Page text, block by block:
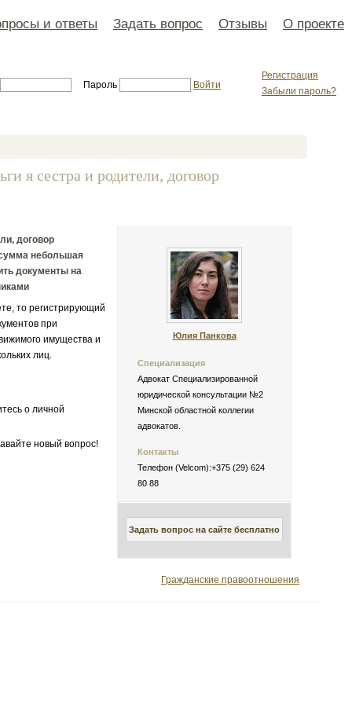
и ответы Задать вопрос Отзывы О проекте
Регистрация
Забыли пароль?
Пароль Войти
я сестра и родители, договор
Юлия Панкова
Специализация
Адвокат Специализированной
юридической консультации №2
Минской областной коллегии
адвокатов.
Контакты
Телефон (Velcom):+375 (29) 624
80 88
Задать вопрос на сайте бесплатно
договор
сумма небольшая
документы на
то регистрирующий
при
имущества и
лиц.
о личной
новый вопрос!
Гражданские правоотношения